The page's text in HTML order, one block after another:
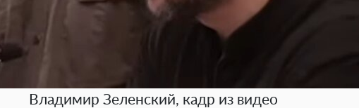
Владимир Зеленский, кадр из видео